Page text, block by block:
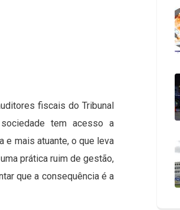
fiscais do Tribunal
tem acesso a
e mais atuante, o que leva
prática ruim de gestão,
que a consequência é a